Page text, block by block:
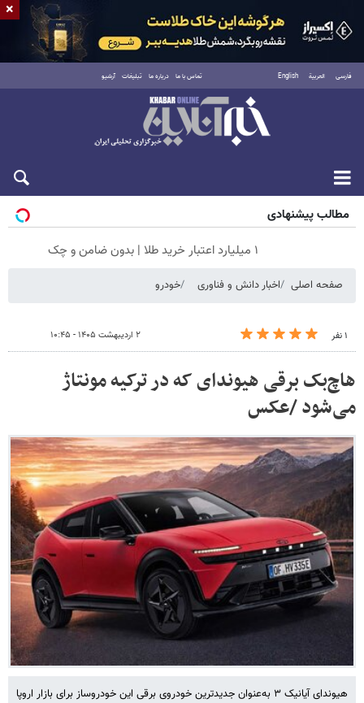
فارسی العربية English تماس با ما درباره ما تبلیغات آرشیو
پنجشنبه ۱۵ مرداد ۱۴۰۵
مطالب پیشنهادی
۱ میلیارد اعتبار خرید طلا | بدون ضامن و چک
صفحه اصلی اخبار دانش و فناوری خودرو
۱ نفر ۲ اردیبهشت ۱۴۰۵ - ۱۰:۴۵
هاچ‌بک برقی هیوندای که در ترکیه مونتاژ
می‌شود /عکس
هیوندای آیانیک ۳ به‌عنوان جدیدترین خودروی برقی این خودروساز برای بازار اروپا
×